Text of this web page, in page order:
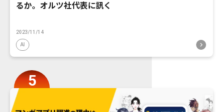
るか。オルツ社代表に訊く
2023/11/14
AI